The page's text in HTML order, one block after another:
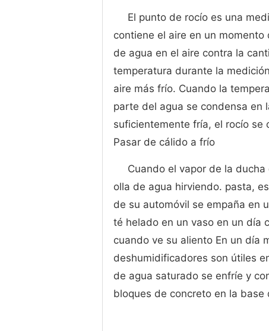
El punto de rocío es una
contiene el aire en un
de agua en el aire contra la
temperatura durante la
aire más frío. Cuando la
parte del agua se condensa en
suficientemente fría, el rocío se
Pasar de cálido a frío
Cuando el vapor de la
olla de agua hirviendo. pasta,
de su automóvil se empaña en
té helado en un vaso en un día
cuando ve su aliento En un día
deshumidificadores son útiles
de agua saturado se enfríe y
bloques de concreto en la base